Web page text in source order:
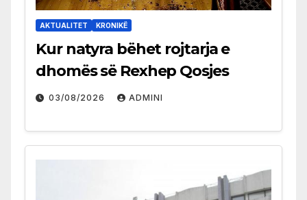
AKTUALITET KRONIKË
Kur natyra bëhet rojtarja e
dhomës së Rexhep Qosjes
03/08/2026 ADMINI